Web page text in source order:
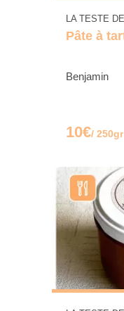
LA TESTE
Pâte à
Benjamin
10€/ 250gr